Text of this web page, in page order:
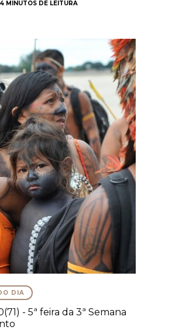
MINUTOS DE LEITURA
DIA
- 5ª feira da 3ª Semana